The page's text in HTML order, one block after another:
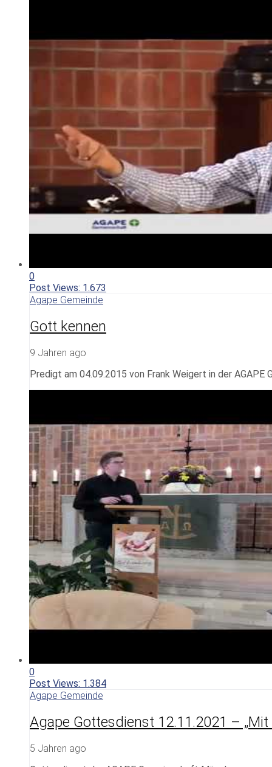
0
Post Views: 1.673
Agape Gemeinde
Gott kennen
9 Jahren ago
Predigt am 04.09.2015 von Frank Weigert in der AGAPE
0
Post Views: 1.384
Agape Gemeinde
Agape Gottesdienst 12.11.2021 –
5 Jahren ago